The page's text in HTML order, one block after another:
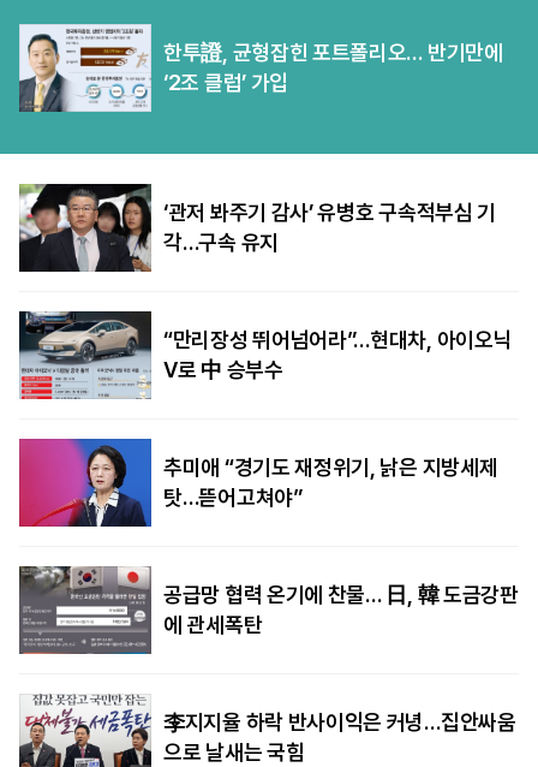
한투證, 균형잡힌 포트폴리오… 반기만에
‘2조 클럽’ 가입
‘관저 봐주기 감사’ 유병호 구속적부심 기
각…구속 유지
“만리장성 뛰어넘어라”…현대차, 아이오닉
V로 中 승부수
추미애 “경기도 재정위기, 낡은 지방세제
탓…뜯어고쳐야”
공급망 협력 온기에 찬물… 日, 韓 도금강판
에 관세폭탄
李지지율 하락 반사이익은 커녕…집안싸움
으로 날새는 국힘